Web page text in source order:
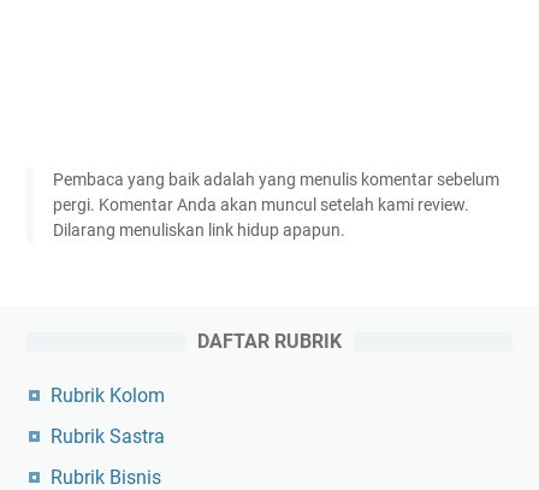
Pembaca yang baik adalah yang menulis komentar sebelum
pergi. Komentar Anda akan muncul setelah kami review.
Dilarang menuliskan link hidup apapun.
DAFTAR RUBRIK
Rubrik Kolom
Rubrik Sastra
Rubrik Bisnis